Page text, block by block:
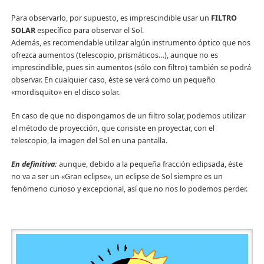
Para observarlo, por supuesto, es imprescindible usar un FILTRO
SOLARespecífico para observar el Sol.
Además, es recomendable utilizar algún instrumento óptico que nos
ofrezca aumentos (telescopio, prismáticos…), aunque no es
imprescindible, pues sin aumentos (sólo con filtro) también se podrá
observar. En cualquier caso, éste se verá como un pequeño
«mordisquito» en el disco solar.
En caso de que no dispongamos de un filtro solar, podemos utilizar
el método de proyección, que consiste en proyectar, con el
telescopio, la imagen del Sol en una pantalla.
En definitiva:aunque, debido a la pequeña fracción eclipsada, éste
no va a ser un «Gran eclipse», un eclipse de Sol siempre es un
fenómeno curioso y excepcional, así que no nos lo podemos perder.